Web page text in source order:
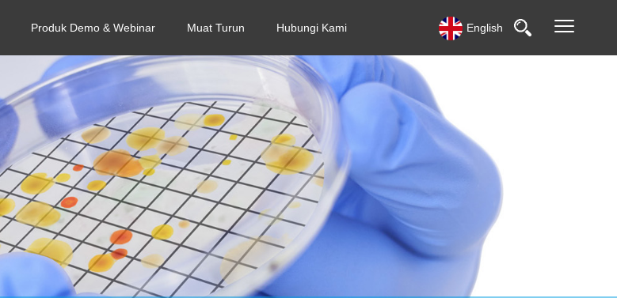
Produk Demo & Webinar Muat Turun Hubungi Kami English